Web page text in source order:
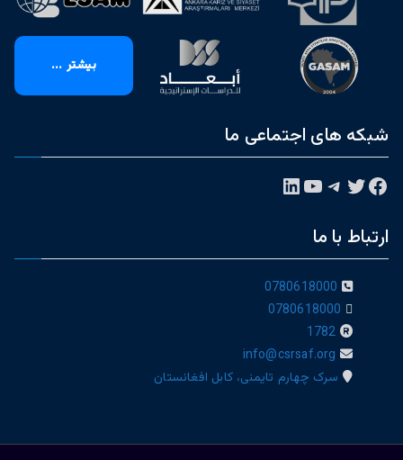
بیشتر ...
شبکه های اجتماعی ما
فیس‌بوکتوییتر تلگرام یوتیوبلینکداین
ارتباط با ما
0780618000
0780618000
1782
info@csrsaf.org
سرک چهارم تایمنی، کابل افغانستان